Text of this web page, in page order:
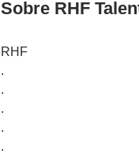
Sobre RHF
RHF
.
.
.
.
.